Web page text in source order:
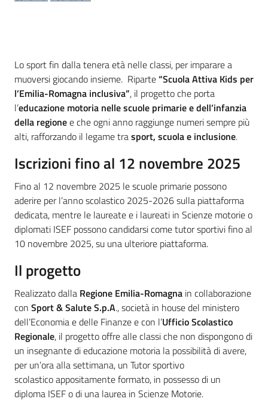
Introduzione
Lo sport fin dalla tenera età nelle classi, per imparare a
muoversi giocando insieme. Riparte“Scuola Attiva Kids per
l’Emilia-Romagna inclusiva”, il progetto che porta
l’educazione motoria nelle scuole primarie e dell’infanzia
della regionee che ogni anno raggiunge numeri sempre più
alti, rafforzando il legame trasport, scuola e inclusione.
Iscrizioni fino al 12 novembre 2025
Fino al 12 novembre 2025 le scuole primarie possono
aderire per l’anno scolastico 2025-2026 sulla piattaforma
dedicata, mentre le laureate e i laureati in Scienze motorie o
diplomati ISEF possono candidarsi come tutor sportivi fino al
10 novembre 2025, su una ulteriore piattaforma.
Il progetto
Realizzato dalla Regione Emilia-Romagna in collaborazione
con Sport & Salute S.p.A., società in house del ministero
dell’Economia e delle Finanze e con l’Ufficio Scolastico
Regionale, il progetto offre alle classi che non dispongono di
un insegnante di educazione motoria la possibilità di avere,
per un’ora alla settimana, un Tutor sportivo
scolastico appositamente formato, in possesso di un
diploma ISEF o di una laurea in Scienze Motorie.